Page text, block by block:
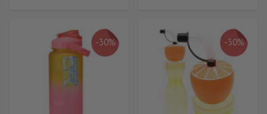
-30% -30%